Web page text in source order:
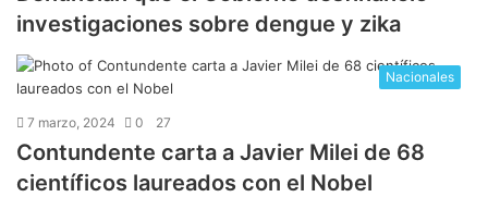
investigaciones sobre dengue y zika
Nacionales
7 marzo, 2024 0 27
Contundente carta a Javier Milei de 68
científicos laureados con el Nobel